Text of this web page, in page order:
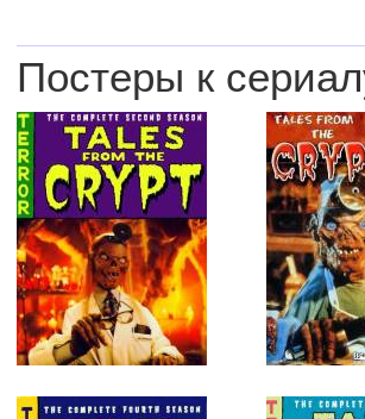
Постеры к